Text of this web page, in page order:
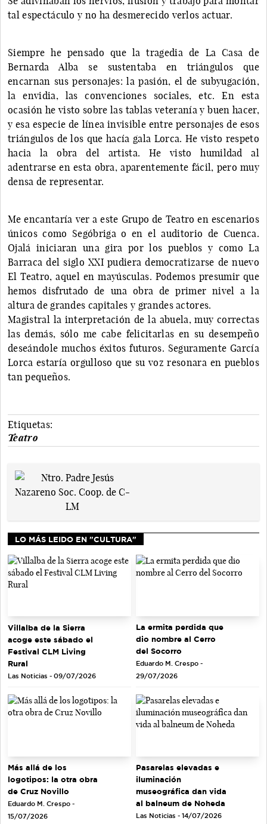
tal espectáculo y no ha desmerecido verlos actuar.
Siempre he pensado que la tragedia de La Casa de
Bernarda Alba se sustentaba en triángulos que
encarnan sus personajes: la pasión, el de subyugación,
la envidia, las convenciones sociales, etc. En esta
ocasión he visto sobre las tablas veteranía y buen hacer,
y esa especie de línea invisible entre personajes de esos
triángulos de los que hacía gala Lorca. He visto respeto
hacia la obra del artista. He visto humildad al
adentrarse en esta obra, aparentemente fácil, pero muy
densa de representar.
Me encantaría ver a este Grupo de Teatro en escenarios
únicos como Segóbriga o en el auditorio de Cuenca.
Ojalá iniciaran una gira por los pueblos y como La
Barraca del siglo XXI pudiera democratizarse de nuevo
El Teatro, aquel en mayúsculas. Podemos presumir que
hemos disfrutado de una obra de primer nivel a la
altura de grandes capitales y grandes actores.
Magistral la interpretación de la abuela, muy correctas
las demás, sólo me cabe felicitarlas en su desempeño
deseándole muchos éxitos futuros. Seguramente García
Lorca estaría orgulloso que su voz resonara en pueblos
tan pequeños.
Etiquetas:
Teatro
LO MÁS LEIDO EN "CULTURA"
Villalba de la Sierra
acoge este sábado el
Festival CLM Living
Rural
Las Noticias - 09/07/2026
La ermita perdida que
dio nombre al Cerro
del Socorro
Eduardo M. Crespo -
29/07/2026
Más allá de los
logotipos: la otra obra
de Cruz Novillo
Eduardo M. Crespo -
15/07/2026
Pasarelas elevadas e
iluminación
museográfica dan vida
al balneum de Noheda
Las Noticias - 14/07/2026